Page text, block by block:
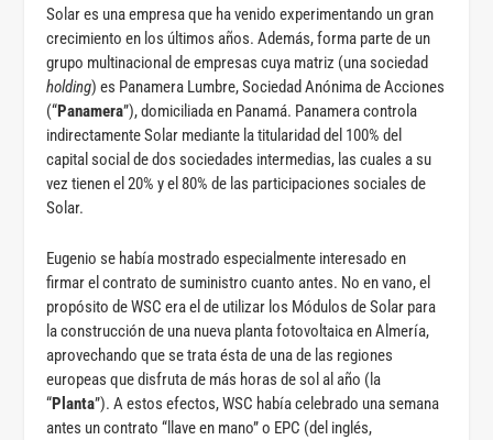
Solar es una empresa que ha venido experimentando un gran
crecimiento en los últimos años. Además, forma parte de un
grupo multinacional de empresas cuya matriz (una sociedad
holding) es Panamera Lumbre, Sociedad Anónima de Acciones
(“Panamera”), domiciliada en Panamá. Panamera controla
indirectamente Solar mediante la titularidad del 100% del
capital social de dos sociedades intermedias, las cuales a su
vez tienen el 20% y el 80% de las participaciones sociales de
Solar.
Eugenio se había mostrado especialmente interesado en
firmar el contrato de suministro cuanto antes. No en vano, el
propósito de WSC era el de utilizar los Módulos de Solar para
la construcción de una nueva planta fotovoltaica en Almería,
aprovechando que se trata ésta de una de las regiones
europeas que disfruta de más horas de sol al año (la
“Planta”). A estos efectos, WSC había celebrado una semana
antes un contrato “llave en mano” o EPC (del inglés,